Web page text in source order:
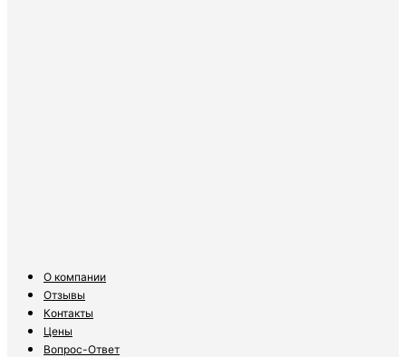
О компании
Отзывы
Контакты
Цены
Вопрос-Ответ